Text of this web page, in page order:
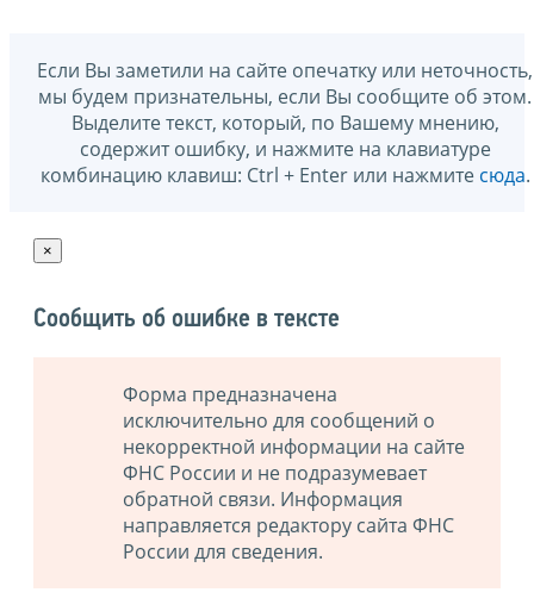
Если Вы заметили на сайте опечатку или неточность,
мы будем признательны, если Вы сообщите об этом.
Выделите текст, который, по Вашему мнению,
содержит ошибку, и нажмите на клавиатуре
комбинацию клавиш: Ctrl + Enter или нажмите сюда.
×
Сообщить об ошибке в тексте
Форма предназначена
исключительно для сообщений о
некорректной информации на сайте
ФНС России и не подразумевает
обратной связи. Информация
направляется редактору сайта ФНС
России для сведения.